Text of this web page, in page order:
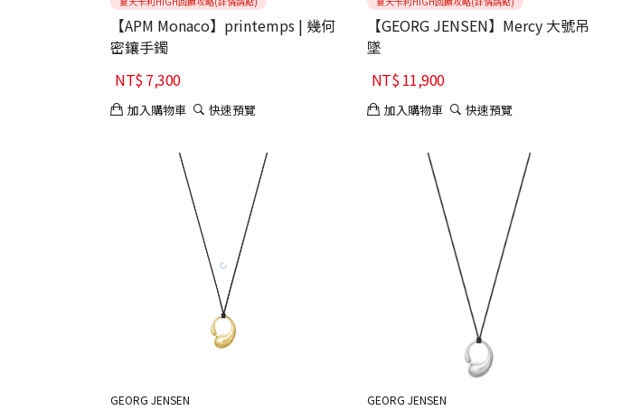
【APM Monaco】printemps | 幾何
密鑲手鐲
NT$7,300
加入購物車 快速預覽
【GEORG JENSEN】Mercy 大號吊
墜
NT$11,900
加入購物車 快速預覽
GEORG JENSEN GEORG JENSEN